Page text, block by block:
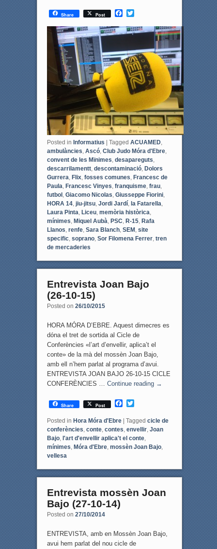
Share Post
F
c
e
o
o
k
T
i
t
e
r
Posted in Informatius Tagged ACUAMED,
ambulàncies, Ascó, Club Judo Móra d'Ebre,
convent de les Mïnimes, desapareguts,
descarrilamentt, descontaminació, Dolors
Gurrera, Flix, fosses comunes, Francesc de
Paula, Francesc Vinyes, franquisme, frau,
futbol , Giacomo Nicolas, Giusseppe Fiorini,
HORA 14, jiu-jitsu, Jordi Jardí, la Fatarella,
Laura Pinta, Liceu, memòria històrica,
mínimes, Miquel Aubà, PSC, R-15, Rafa
Llanos, renfe, Sara Blanch, SEM , site
specific, soprano, Sor Filomena Ferrer, tren
de mercaderies
Entrevista Joan Bajo
(26-10-15)
Posted on 26/10/2015
HORA MÓRA D’EBRE. Aquest dimecres es
dóna el tret de sortida al Cicle de
Conferències «l’art d’envellir, aplica’t el
conte» de la mà del mossèn Joan Bajo,
amb ell n’hem parlat al programa d’avui.
ENTREVISTA JOAN BAJO 26-10-15 CICLE
CONFERÈNCIES … Continue reading →
Share Post
F
c
e
b
o
o
T
i
t
t
e
r
Posted in Hora Móra d'Ebre Tagged cicle de
conferències, conte, contes, envellir, Joan
Bajo, l'art d'envellir aplica't el conte,
mínimes, Móra d'Ebre, mossèn Joan Bajo,
vellesa
Entrevista mossèn Joan
Bajo (27-10-14)
Posted on 27/10/2014
ENTREVISTA, amb en Mossèn Joan Bajo,
avui hem parlat del nou cicle de